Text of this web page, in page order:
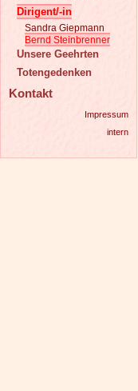
Dirigent/-in
Sandra Giepmann
Bernd Steinbrenner
Unsere Geehrten
Totengedenken
Kontakt
Impressum
intern